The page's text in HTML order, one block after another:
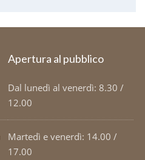
Apertura al pubblico
Dal lunedì al venerdì: 8.30 /
12.00
Martedì e venerdì: 14.00 /
17.00